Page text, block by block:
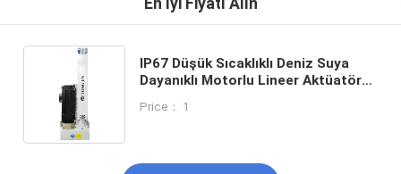
En İyi Fiyatı Alın
IP67 Düşük Sıcaklıklı Deniz Suya
Dayanıklı Motorlu Lineer Aktüatör
Price： 1